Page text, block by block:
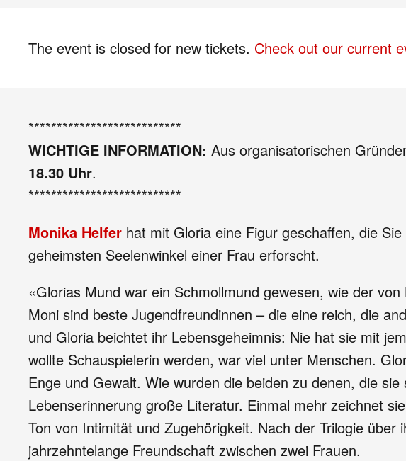
The event is closed for new tickets. Check out our current
***************************
WICHTIGE INFORMATION: Aus organisatorischen
18.30 Uhr.
***************************
Monika Helfer hat mit Gloria eine Figur geschaffen, die
geheimsten Seelenwinkel einer Frau erforscht.
«Glorias Mund war ein Schmollmund gewesen, wie der
Moni sind beste Jugendfreundinnen – die eine reich, die
und Gloria beichtet ihr Lebensgeheimnis: Nie hat sie mit
wollte Schauspielerin werden, war viel unter Menschen.
Enge und Gewalt. Wie wurden die beiden zu denen, die
Lebenserinnerung große Literatur. Einmal mehr zeichnet
Ton von Intimität und Zugehörigkeit. Nach der Trilogie über
jahrzehntelange Freundschaft zwischen zwei Frauen.